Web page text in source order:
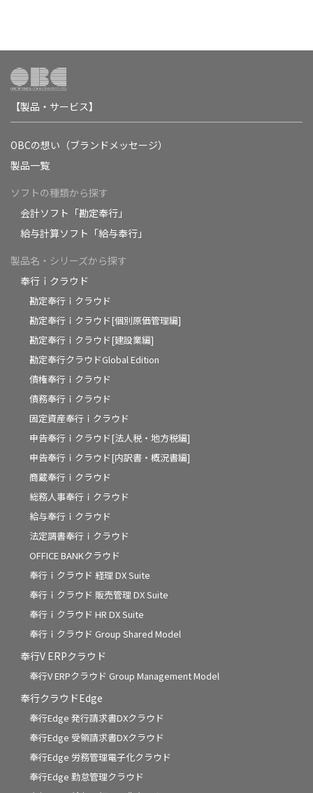
【製品・サービス】
OBCの想い（ブランドメッセージ）
製品一覧
ソフトの種類から探す
会計ソフト「勘定奉行」
給与計算ソフト「給与奉行」
製品名・シリーズから探す
奉行ｉクラウド
勘定奉行ｉクラウド
勘定奉行ｉクラウド[個別原価管理編]
勘定奉行ｉクラウド[建設業編]
勘定奉行クラウドGlobal Edition
債権奉行ｉクラウド
債務奉行ｉクラウド
固定資産奉行ｉクラウド
申告奉行ｉクラウド[法人税・地方税編]
申告奉行ｉクラウド[内訳書・概況書編]
商蔵奉行ｉクラウド
総務人事奉行ｉクラウド
給与奉行ｉクラウド
法定調書奉行ｉクラウド
OFFICE BANKクラウド
奉行ｉクラウド 経理 DX Suite
奉行ｉクラウド 販売管理 DX Suite
奉行ｉクラウド HR DX Suite
奉行ｉクラウド Group Shared Model
奉行V ERPクラウド
奉行V ERPクラウド Group Management Model
奉行クラウドEdge
奉行Edge 発行請求書DXクラウド
奉行Edge 受領請求書DXクラウド
奉行Edge 労務管理電子化クラウド
奉行Edge 勤怠管理クラウド